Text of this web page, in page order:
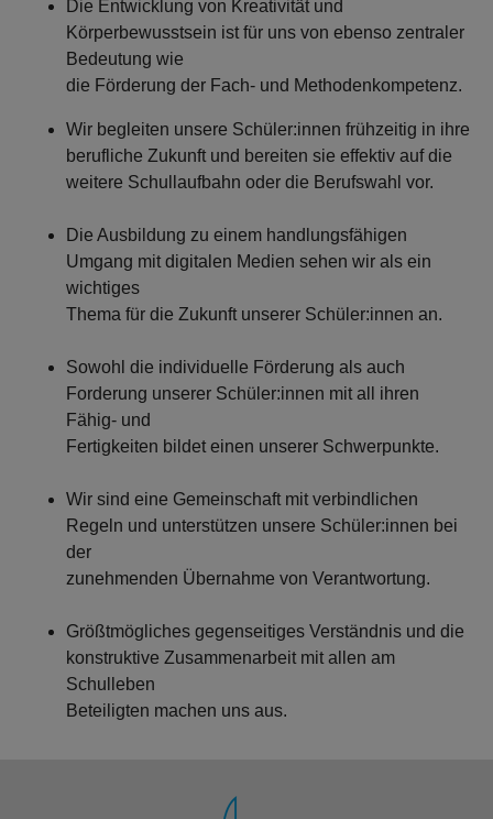
Die Entwicklung von Kreativität und
Körperbewusstsein ist für uns von ebenso zentraler
Bedeutung wie
die Förderung der Fach- und Methodenkompetenz.
Wir begleiten unsere Schüler:innen frühzeitig in ihre
berufliche Zukunft und bereiten sie effektiv auf die
weitere Schullaufbahn oder die Berufswahl vor.
Die Ausbildung zu einem handlungsfähigen
Umgang mit digitalen Medien sehen wir als ein
wichtiges
Thema für die Zukunft unserer Schüler:innen an.
Sowohl die individuelle Förderung als auch
Forderung unserer Schüler:innen mit all ihren
Fähig- und
Fertigkeiten bildet einen unserer Schwerpunkte.
Wir sind eine Gemeinschaft mit verbindlichen
Regeln und unterstützen unsere Schüler:innen bei
der
zunehmenden Übernahme von Verantwortung.
Größtmögliches gegenseitiges Verständnis und die
konstruktive Zusammenarbeit mit allen am
Schulleben
Beteiligten machen uns aus.